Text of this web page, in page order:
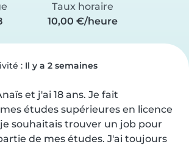
Taux horaire
10,00 €/heure
: Il y a 2 semaines
et j'ai 18 ans. Je fait
études supérieures en licence
souhaitais trouver un job pour
de mes études. J'ai toujours